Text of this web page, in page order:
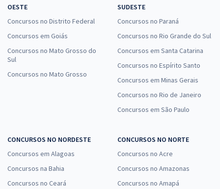
OESTE
Concursos no Distrito Federal
Concursos em Goiás
Concursos no Mato Grosso do
Sul
Concursos no Mato Grosso
SUDESTE
Concursos no Paraná
Concursos no Rio Grande do Sul
Concursos em Santa Catarina
Concursos no Espírito Santo
Concursos em Minas Gerais
Concursos no Rio de Janeiro
Concursos em São Paulo
CONCURSOS NO NORDESTE
Concursos em Alagoas
Concursos na Bahia
Concursos no Ceará
CONCURSOS NO NORTE
Concursos no Acre
Concursos no Amazonas
Concursos no Amapá